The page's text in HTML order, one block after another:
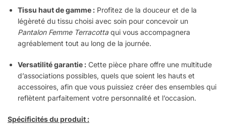
Tissu haut de gamme : Profitez de la douceur et de la
légèreté du tissu choisi avec soin pour concevoir un
Pantalon Femme Terracotta qui vous accompagnera
agréablement tout au long de la journée.
Versatilité garantie : Cette pièce phare offre une multitude
d’associations possibles, quels que soient les hauts et
accessoires, afin que vous puissiez créer des ensembles qui
reflètent parfaitement votre personnalité et l’occasion.
Spécificités du produit :